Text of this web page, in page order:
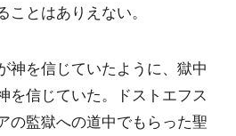
とはありえない。
神を信じていたように、獄中
を信じていた。ドストエフス
の監獄への道中でもらった聖